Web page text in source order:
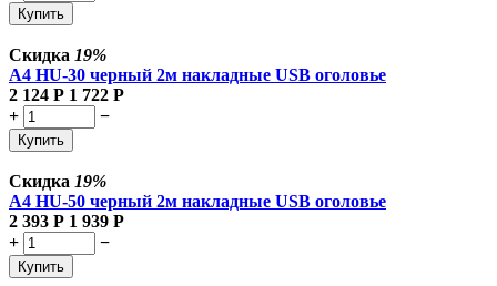
Купить
Скидка 19%
A4 HU-30 черный 2м накладные USB оголовье
2 124 Р 1 722 Р
+
−
Купить
Скидка 19%
A4 HU-50 черный 2м накладные USB оголовье
2 393 Р 1 939 Р
+
−
Купить